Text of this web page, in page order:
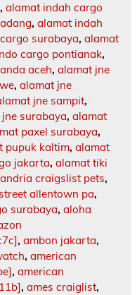
, alamat indah cargo
, alamat indah
surabaya, alamat
cargo pontianak,
aceh, alamat jne
, alamat jne
jne sampit,
surabaya, alamat
paxel surabaya,
pupuk kaltim, alamat
jakarta, alamat tiki
craigslist pets,
allentown pa,
surabaya, aloha
, ambon jakarta,
, american
, american
, ames craiglist,